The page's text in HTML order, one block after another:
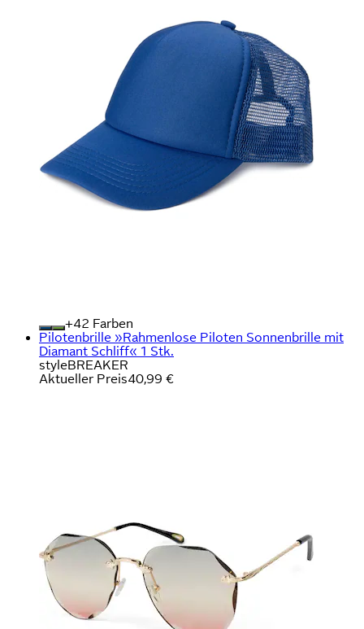
+
Farben
Pilotenbrille »Rahmenlose Piloten Sonnenbrille mit
Diamant Schliff« 1 Stk.
styleBREAKER
Aktueller Preis40,99 €